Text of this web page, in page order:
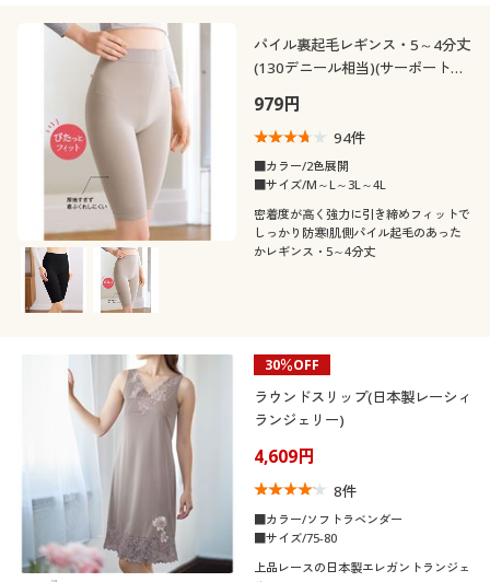
パイル裏起毛レギンス・5～4分丈
(130デニール相当)(サーポート感
979円
94件
■カラー/2色展開
■サイズ/M～L～3L～4L
密着度が高く強力に引き締めフィットで
しっかり防寒!肌側パイル起毛のあった
かレギンス・5～4分丈
30％OFF
ラウンドスリップ(日本製レーシィ
ランジェリー)
4,609円
8件
■カラー/ソフトラベンダー
■サイズ/75-80
上品レースの日本製エレガントランジェ